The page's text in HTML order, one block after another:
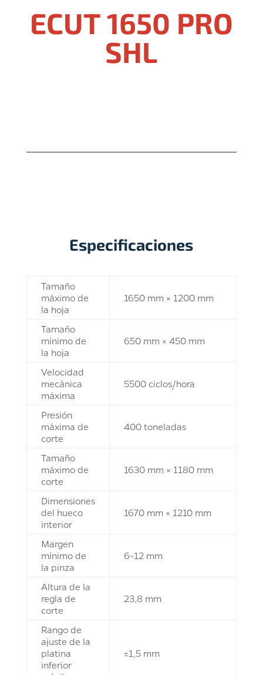
ECUT 1650 PRO
SHL
Especificaciones
Tamaño
máximo de
la hoja
1650 mm × 1200 mm
Tamaño
mínimo de
la hoja
650 mm × 450 mm
Velocidad
mecánica
máxima
5500 ciclos/hora
Presión
máxima de
corte
400 toneladas
Tamaño
máximo de
corte
1630 mm × 1180 mm
Dimensiones
del hueco
interior
1670 mm × 1210 mm
Margen
mínimo de
la pinza
6~12 mm
Altura de la
regla de
corte
23,8 mm
Rango de
ajuste de la
platina
inferior
±1,5 mm